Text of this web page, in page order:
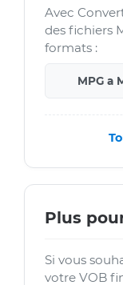
Avec
des fichiers
formats :
MPG a
Plus
Si vous
votre VOB